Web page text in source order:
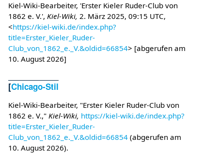
Kiel-Wiki-Bearbeiter, 'Erster Kieler Ruder-Club von
1862 e. V.', Kiel-Wiki, 2. März 2025, 09:15 UTC,
<https://kiel-wiki.de/index.php?
title=Erster_Kieler_Ruder-
Club_von_1862_e._V.&oldid=66854> [abgerufen am
10. August 2026]
[Chicago-Stil
Kiel-Wiki-Bearbeiter, "Erster Kieler Ruder-Club von
1862 e. V.," Kiel-Wiki, https://kiel-wiki.de/index.php?
title=Erster_Kieler_Ruder-
Club_von_1862_e._V.&oldid=66854(abgerufen am
10. August 2026).